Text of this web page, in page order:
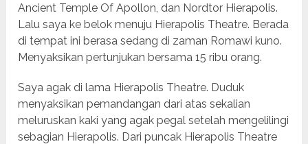
Ancient Temple Of Apollon, dan Nordtor Hierapolis.
Lalu saya ke belok menuju Hierapolis Theatre. Berada
di tempat ini berasa sedang di zaman Romawi kuno.
Menyaksikan pertunjukan bersama 15 ribu orang.
Saya agak di lama Hierapolis Theatre. Duduk
menyaksikan pemandangan dari atas sekalian
meluruskan kaki yang agak pegal setelah mengelilingi
sebagian Hierapolis. Dari puncak Hierapolis Theatre